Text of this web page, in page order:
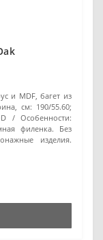
и MDF, багет из
см: 190/55.60;
Особенности:
филенка. Без
изделия.